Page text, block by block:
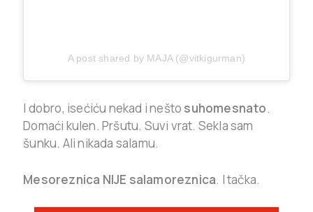
A post shared by MAJA (@vitkigurman)
I dobro, isećiću nekad i nešto suhomesnato.
Domaći kulen. Pršutu. Suvi vrat. Sekla sam
šunku. Ali nikada salamu.
Mesoreznica NIJE salamoreznica. I tačka.